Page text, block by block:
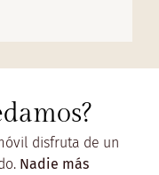
disfruta de un
Nadie más